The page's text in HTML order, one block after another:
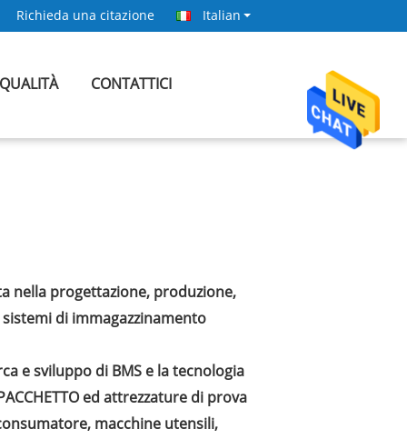
Richieda una citazione Italian
CONTATTICI
nella progettazione, produzione,
di immagazzinamento
e sviluppo di BMS e la tecnologia
ed attrezzature di prova
macchine utensili,